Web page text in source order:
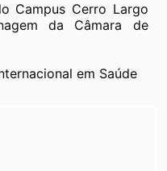
Campus Cerro Largo
da Câmara de
em Saúde